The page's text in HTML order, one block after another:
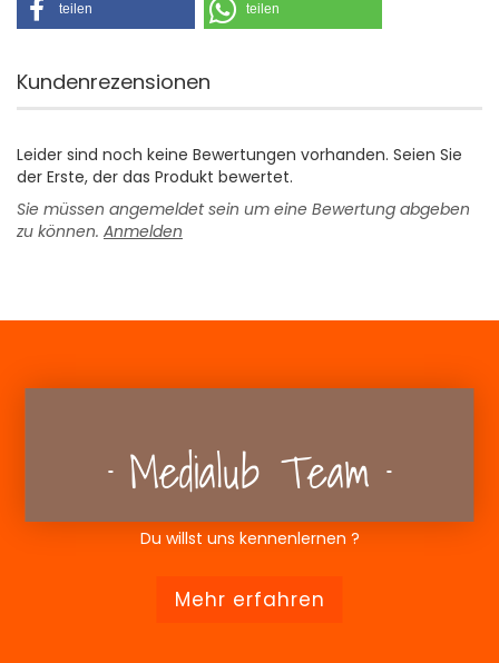
teilen teilen
Kundenrezensionen
Leider sind noch keine Bewertungen vorhanden. Seien Sie
der Erste, der das Produkt bewertet.
Sie müssen angemeldet sein um eine Bewertung abgeben
zu können. Anmelden
Medialub Team
Du willst uns kennenlernen ?
Mehr erfahren